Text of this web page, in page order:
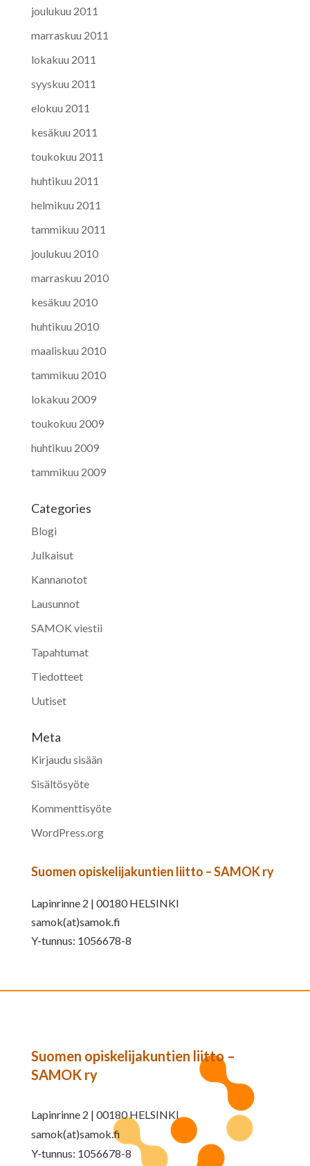
joulukuu 2011
marraskuu 2011
lokakuu 2011
syyskuu 2011
elokuu 2011
kesäkuu 2011
toukokuu 2011
huhtikuu 2011
helmikuu 2011
tammikuu 2011
joulukuu 2010
marraskuu 2010
kesäkuu 2010
huhtikuu 2010
maaliskuu 2010
tammikuu 2010
lokakuu 2009
toukokuu 2009
huhtikuu 2009
tammikuu 2009
Categories
Blogi
Julkaisut
Kannanotot
Lausunnot
SAMOK viestii
Tapahtumat
Tiedotteet
Uutiset
Meta
Kirjaudu sisään
Sisältösyöte
Kommenttisyöte
WordPress.org
Suomen opiskelijakuntien liitto – SAMOK ry
Lapinrinne 2 | 00180 HELSINKI
samok(at)samok.fi
Y-tunnus: 1056678-8
Suomen opiskelijakuntien liitto –
SAMOK ry
Lapinrinne 2 | 00180 HELSINKI
samok(at)samok.fi
Y-tunnus: 1056678-8